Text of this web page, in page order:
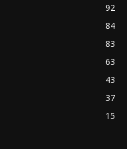
92
84
83
63
43
37
15